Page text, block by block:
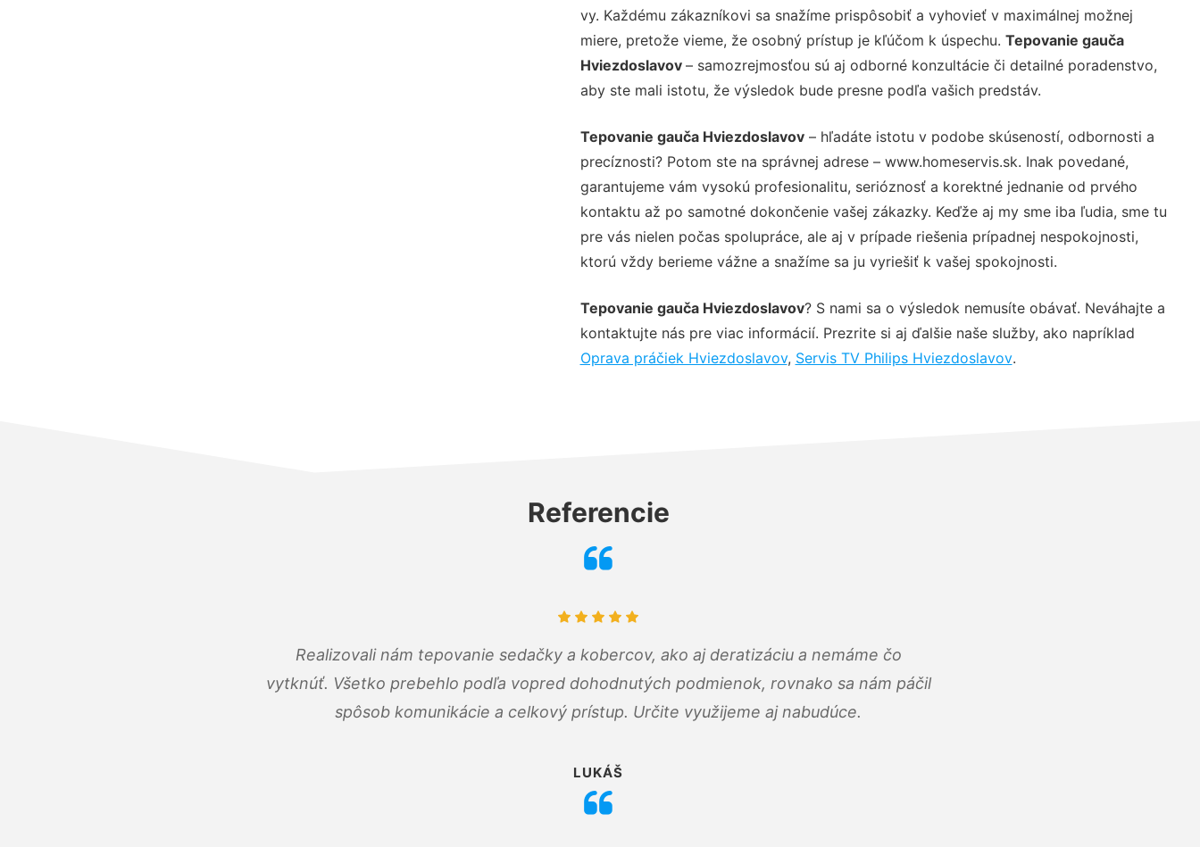
vy. Každému zákazníkovi sa snažíme prispôsobiť a vyhovieť v maximálnej možnej
miere, pretože vieme, že osobný prístup je kľúčom k úspechu. Tepovanie gauča
Hviezdoslavov – samozrejmosťou sú aj odborné konzultácie či detailné poradenstvo,
aby ste mali istotu, že výsledok bude presne podľa vašich predstáv.
Tepovanie gauča Hviezdoslavov– hľadáte istotu v podobe skúseností, odbornosti a
precíznosti? Potom ste na správnej adrese – www.homeservis.sk. Inak povedané,
garantujeme vám vysokú profesionalitu, serióznosť a korektné jednanie od prvého
kontaktu až po samotné dokončenie vašej zákazky. Keďže aj my sme iba ľudia, sme tu
pre vás nielen počas spolupráce, ale aj v prípade riešenia prípadnej nespokojnosti,
ktorú vždy berieme vážne a snažíme sa ju vyriešiť k vašej spokojnosti.
Tepovanie gauča Hviezdoslavov? S nami sa o výsledok nemusíte obávať. Neváhajte a
kontaktujte nás pre viac informácií. Prezrite si aj ďalšie naše služby, ako napríklad
Oprava práčiek Hviezdoslavov, Servis TV Philips Hviezdoslavov.
Referencie
Realizovali nám tepovanie sedačky a kobercov, ako aj deratizáciu a nemáme čo
vytknúť. Všetko prebehlo podľa vopred dohodnutých podmienok, rovnako sa nám páčil
spôsob komunikácie a celkový prístup. Určite využijeme aj nabudúce.
LUKÁŠ